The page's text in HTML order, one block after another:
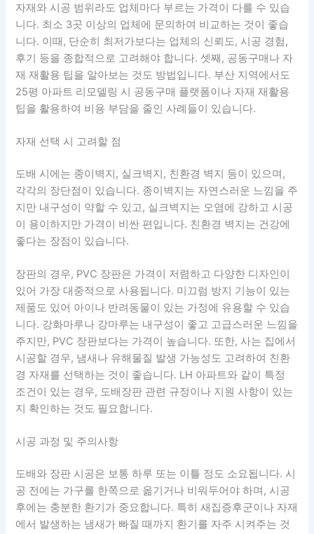
자재와 시공 범위라도 업체마다 부르는 가격이 다를 수 있습
니다. 최소 3곳 이상의 업체에 문의하여 비교하는 것이 좋습
니다. 이때, 단순히 최저가보다는 업체의 신뢰도, 시공 경험,
후기 등을 종합적으로 고려해야 합니다. 셋째, 공동구매나 자
재 재활용 팁을 알아보는 것도 방법입니다. 부산 지역에서도
25평 아파트 리모델링 시 공동구매 플랫폼이나 자재 재활용
팁을 활용하여 비용 부담을 줄인 사례들이 있습니다.
자재 선택 시 고려할 점
도배 시에는 종이벽지, 실크벽지, 친환경 벽지 등이 있으며,
각각의 장단점이 있습니다. 종이벽지는 자연스러운 느낌을 주
지만 내구성이 약할 수 있고, 실크벽지는 오염에 강하고 시공
이 용이하지만 가격이 비싼 편입니다. 친환경 벽지는 건강에
좋다는 장점이 있습니다.
장판의 경우, PVC 장판은 가격이 저렴하고 다양한 디자인이
있어 가장 대중적으로 사용됩니다. 미끄럼 방지 기능이 있는
제품도 있어 아이나 반려동물이 있는 가정에 유용할 수 있습
니다. 강화마루나 강마루는 내구성이 좋고 고급스러운 느낌을
주지만, PVC 장판보다는 가격이 높습니다. 또한, 사는 집에서
시공할 경우, 냄새나 유해물질 발생 가능성도 고려하여 친환
경 자재를 선택하는 것이 좋습니다. LH 아파트와 같이 특정
조건이 있는 경우, 도배장판 관련 규정이나 지원 사항이 있는
지 확인하는 것도 필요합니다.
시공 과정 및 주의사항
도배와 장판 시공은 보통 하루 또는 이틀 정도 소요됩니다. 시
공 전에는 가구를 한쪽으로 옮기거나 비워두어야 하며, 시공
후에는 충분한 환기가 중요합니다. 특히 새집증후군이나 자재
에서 발생하는 냄새가 빠질 때까지 환기를 자주 시켜주는 것